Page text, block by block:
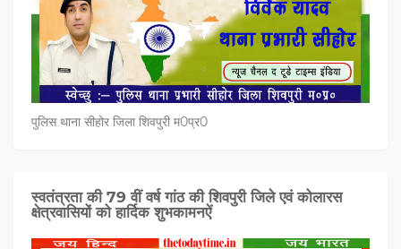
पुलिस थाना सीहोर जिला शिवपुरी म0प्र0
स्वतंत्रता की 79 वीं वर्ष गांठ की शिवपुरी जिले एवं कोलारस
क्षेत्रवासियों को हार्दिक शुभकामनऐं